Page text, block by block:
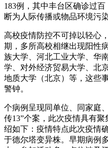
183例，其中丰台区确诊过
断为人际传播或物品环境污
高校疫情防控不可掉以轻心
期，多所高校相继出现阳性
族大学、河北工业大学、华
学、对外经济贸易大学、北
地质大学（北京）等，这些
警钟。
个病例呈现同单位、同家庭
传13”个案，此次疫情具有
绍如下：疫情特点此次疫情
于德尔塔变异株。早期病例